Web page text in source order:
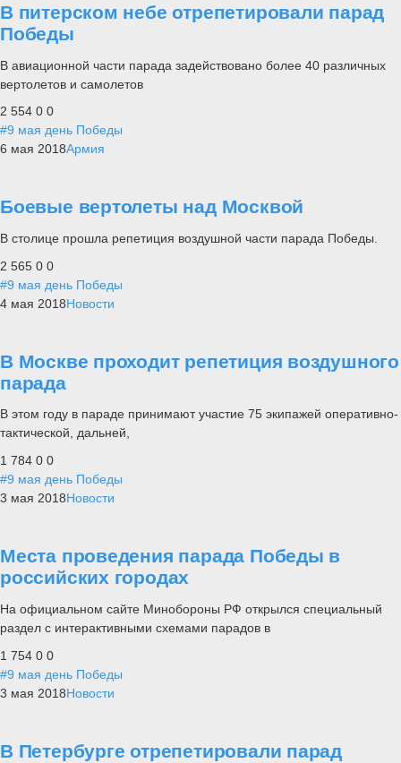
В питерском небе отрепетировали парад
Победы
В авиационной части парада задействовано более 40 различных
вертолетов и самолетов
2 554 0 0
#9 мая день Победы
6 мая 2018Армия
Боевые вертолеты над Москвой
В столице прошла репетиция воздушной части парада Победы.
2 565 0 0
#9 мая день Победы
4 мая 2018Новости
В Москве проходит репетиция воздушного
парада
В этом году в параде принимают участие 75 экипажей оперативно-
тактической, дальней,
1 784 0 0
#9 мая день Победы
3 мая 2018Новости
Места проведения парада Победы в
российских городах
На официальном сайте Минобороны РФ открылся специальный
раздел с интерактивными схемами парадов в
1 754 0 0
#9 мая день Победы
3 мая 2018Новости
В Петербурге отрепетировали парад